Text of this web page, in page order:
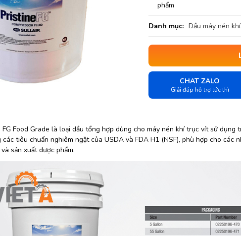
phẩm
Danh mục: Dầu máy nén khí,
CHAT ZALO
Giải đáp hỗ trợ tức thì
Food Grade là loại dầu tổng hợp dùng cho máy nén khí trục vít sử dụng
tiêu chuẩn nghiêm ngặt của USDA và FDA H1 (NSF), phù hợp cho các
sản xuất dược phẩm.